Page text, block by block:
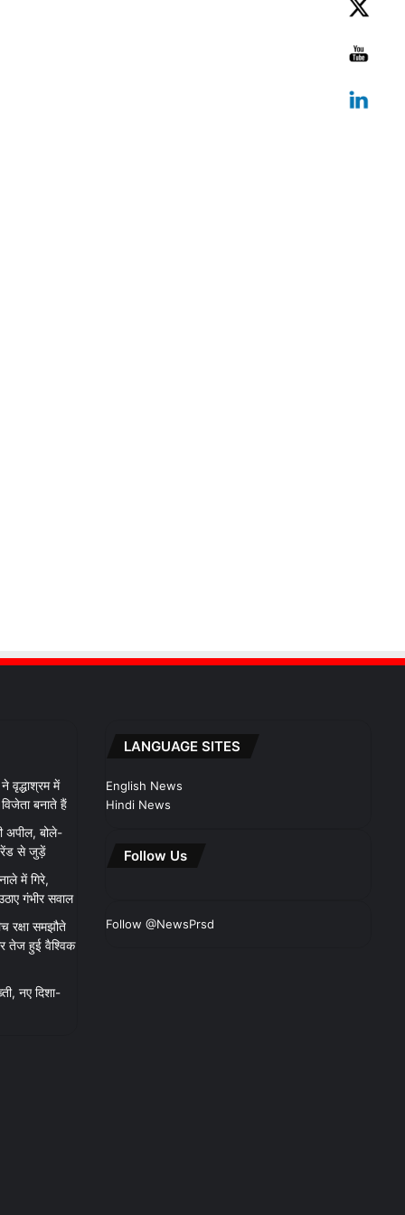
वृद्धाश्रम में
बनाते हैं
अपील, बोले-
से जुड़ें
में गिरे,
गंभीर सवाल
रक्षा समझौते
तेज हुई वैश्विक
नए दिशा-
LANGUAGE SITES
English News
Hindi News
Follow Us
Follow @NewsPrsd